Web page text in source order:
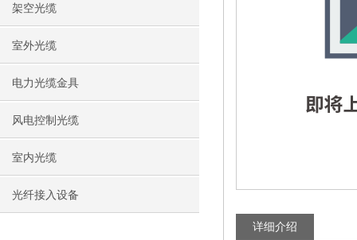
架空光缆
室外光缆
电力光缆金具
风电控制光缆
室内光缆
光纤接入设备
详细介绍